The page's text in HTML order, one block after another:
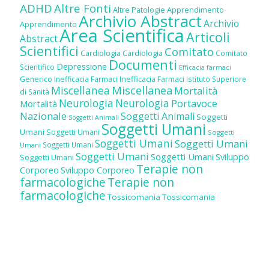
ADHDAltre Fonti Altre Patologie Apprendimento
Apprendimento Archivio AbstractArchivio
AbstractArea ScientificaArticoli
Scientifici Cardiologia Cardiologia Comitato Comitato
Scientifico Depressione Documenti Efficacia farmaci
Generico Inefficacia Farmaci Inefficacia Farmaci Istituto Superiore
di Sanità Miscellanea Miscellanea Mortalità
Mortalità Neurologia Neurologia Portavoce
Nazionale Soggetti Animali Soggetti Animali Soggetti
Umani Soggetti Umani Soggetti Umani Soggetti
Umani Soggetti Umani Soggetti UmaniSoggetti Umani
Soggetti Umani Soggetti Umani Soggetti Umani Sviluppo
Corporeo Sviluppo Corporeo Terapie non
farmacologicheTerapie non
farmacologiche Tossicomania Tossicomania